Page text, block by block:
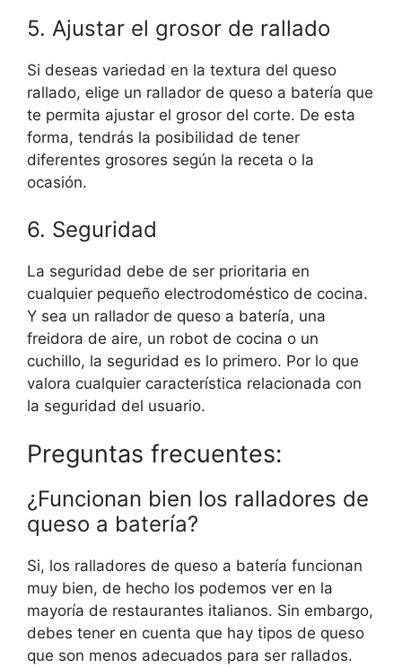
5. Ajustar el grosor de rallado
Si deseas variedad en la textura del queso
rallado, elige un rallador de queso a batería que
te permita ajustar el grosor del corte. De esta
forma, tendrás la posibilidad de tener
diferentes grosores según la receta o la
ocasión.
6. Seguridad
La seguridad debe de ser prioritaria en
cualquier pequeño electrodoméstico de cocina.
Y sea un rallador de queso a batería, una
freidora de aire, un robot de cocina o un
cuchillo, la seguridad es lo primero. Por lo que
valora cualquier característica relacionada con
la seguridad del usuario.
Preguntas frecuentes:
¿Funcionan bien los ralladores de
queso a batería?
Si, los ralladores de queso a batería funcionan
muy bien, de hecho los podemos ver en la
mayoría de restaurantes italianos. Sin embargo,
debes tener en cuenta que hay tipos de queso
que son menos adecuados para ser rallados.